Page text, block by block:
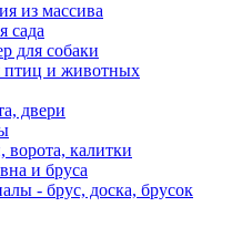
из массива
сада
для собаки
птиц и животных
двери
ворота, калитки
и бруса
- брус, доска, брусок